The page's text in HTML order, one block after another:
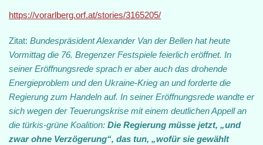
https://vorarlberg.orf.at/stories/3165205/
Zitat: Bundespräsident Alexander Van der Bellen hat heute
Vormittag die 76. Bregenzer Festspiele feierlich eröffnet. In
seiner Eröffnungsrede sprach er aber auch das drohende
Energieproblem und den Ukraine-Krieg an und forderte die
Regierung zum Handeln auf. In seiner Eröffnungsrede wandte er
sich wegen der Teuerungskrise mit einem deutlichen Appell an
die türkis-grüne Koalition: Die Regierung müsse jetzt, „und
zwar ohne Verzögerung“, das tun, „wofür sie gewählt